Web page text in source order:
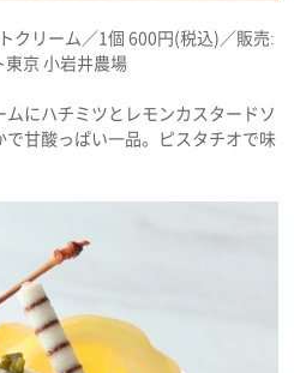
クリーム／1個 600円(税込)／販売:
東京 小岩井農場
にハチミツとレモンカスタードソ
甘酸っぱい一品。ピスタチオで味